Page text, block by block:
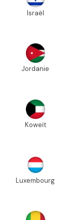
Israël
Jordanie
Koweït
Luxembourg